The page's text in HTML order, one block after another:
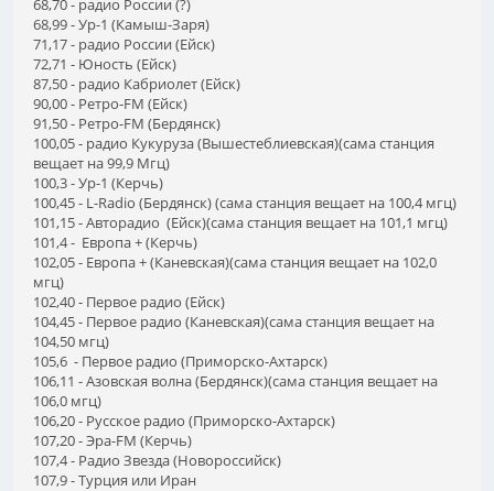
68,70 - радио России (?)
68,99 - Ур-1 (Камыш-Заря)
71,17 - радио России (Ейск)
72,71 - Юность (Ейск)
87,50 - радио Кабриолет (Ейск)
90,00 - Ретро-FM (Ейск)
91,50 - Ретро-FM (Бердянск)
100,05 - радио Кукуруза (Вышестеблиевская)(сама станция
вещает на 99,9 Мгц)
100,3 - Ур-1 (Керчь)
100,45 - L-Radio (Бердянск) (сама станция вещает на 100,4 мгц)
101,15 - Авторадио (Ейск)(сама станция вещает на 101,1 мгц)
101,4 - Европа + (Керчь)
102,05 - Европа + (Каневская)(сама станция вещает на 102,0
мгц)
102,40 - Первое радио (Ейск)
104,45 - Первое радио (Каневская)(сама станция вещает на
104,50 мгц)
105,6 - Первое радио (Приморско-Ахтарск)
106,11 - Азовская волна (Бердянск)(сама станция вещает на
106,0 мгц)
106,20 - Русское радио (Приморско-Ахтарск)
107,20 - Эра-FM (Керчь)
107,4 - Радио Звезда (Новороссийск)
107,9 - Турция или Иран